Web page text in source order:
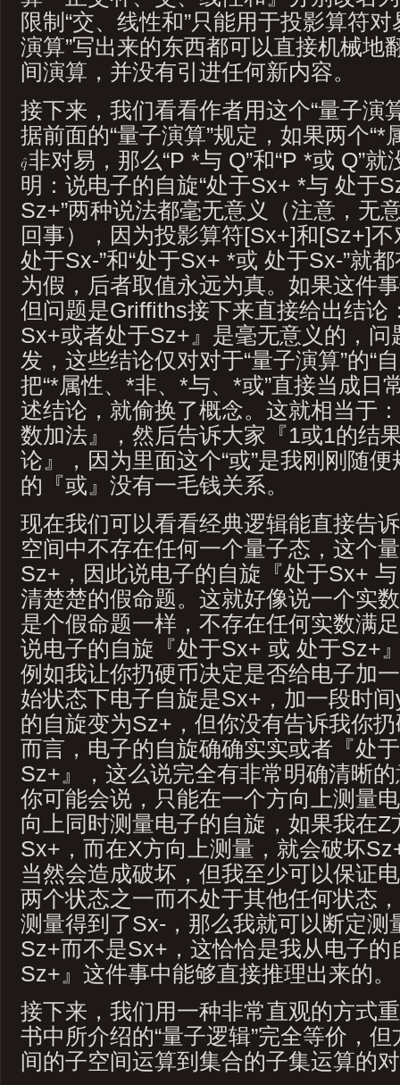
限制“交、线性和”只能用于投影算符
演算”写出来的东西都可以直接机械地
间演算，并没有引进任何新内容。
接下来，我们看看作者用这个“量子演
据前面的“量子演算”规定，如果两个“*
非对易，那么“P *与 Q”和“P *或 Q”
明：说电子的自旋“处于Sx+ *与 处于
Sz+”两种说法都毫无意义（注意，无
回事），因为投影算符[Sx+]和[Sz+]
处于Sx-”和“处于Sx+ *或 处于Sx-”就
为假，后者取值永远为真。如果这件
但问题是Griffiths接下来直接给出结论
Sx+或者处于Sz+』是毫无意义的，问
发，这些结论仅对对于“量子演算”的“
把“*属性、*非、*与、*或”直接当成日
述结论，就偷换了概念。这就相当于
数加法』，然后告诉大家『1或1的结
论』，因为里面这个“或”是我刚刚随
的『或』没有一毛钱关系。
现在我们可以看看经典逻辑能直接告
空间中不存在任何一个量子态，这个
Sz+，因此说电子的自旋『处于Sx+
清楚楚的假命题。这就好像说一个实
是个假命题一样，不存在任何实数满
说电子的自旋『处于Sx+ 或 处于Sz+
例如我让你扔硬币决定是否给电子加
始状态下电子自旋是Sx+，加一段时
的自旋变为Sz+，但你没有告诉我你
而言，电子的自旋确确实实或者『处
Sz+』，这么说完全有非常明确清晰
你可能会说，只能在一个方向上测量
向上同时测量电子的自旋，如果我在
Sx+，而在X方向上测量，就会破坏
当然会造成破坏，但我至少可以保证
两个状态之一而不处于其他任何状态
测量得到了Sx-，那么我就可以断定测
Sz+而不是Sx+，这恰恰是我从电子
Sz+』这件事中能够直接推理出来的。
接下来，我们用一种非常直观的方式
书中所介绍的“量子逻辑”完全等价，
间的子空间运算到集合的子集运算的